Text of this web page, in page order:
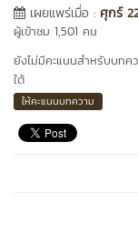
เผยแพร่เมื่อ : ศุกร์
ผู้เข้าชม 1,501 คน
ยังไม่มีคะแนนสำหรับบทค
ใต้
ให้คะแนนบทความ